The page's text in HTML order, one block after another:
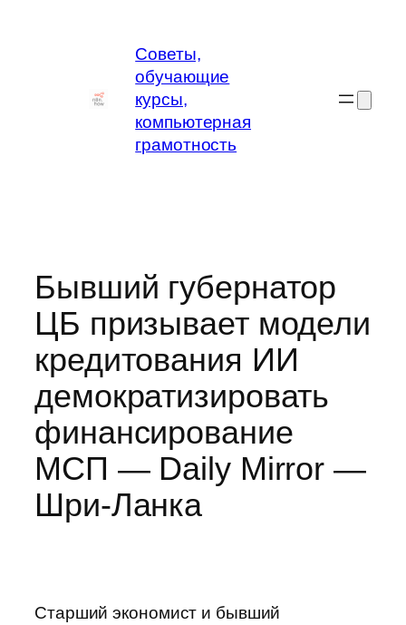
Советы,
обучающие
курсы,
компьютерная
грамотность
Бывший губернатор
ЦБ призывает модели
кредитования ИИ
демократизировать
финансирование
МСП — Daily Mirror —
Шри-Ланка
Старший экономист и бывший